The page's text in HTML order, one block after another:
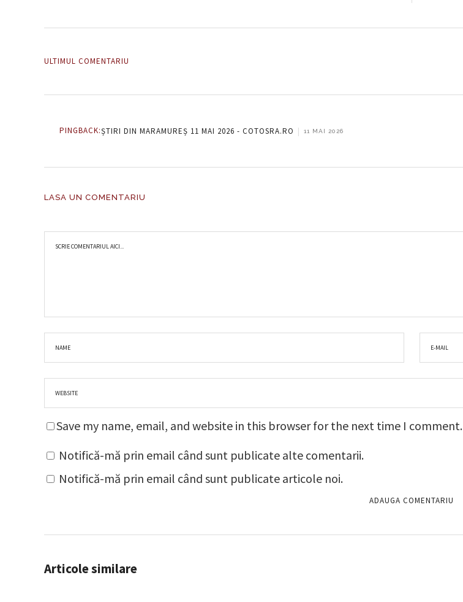
ULTIMUL COMENTARIU
PINGBACK:ȘTIRI DIN MARAMUREȘ 11 MAI 2026 - COTOSRA.RO | 11 MAI 2026
LASA UN COMENTARIU
Save my name, email, and website in this browser for the next time I comment.
Notifică-mă prin email când sunt publicate alte comentarii.
Notifică-mă prin email când sunt publicate articole noi.
Articole similare